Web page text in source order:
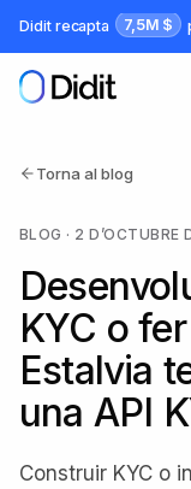
Ves al contingut
Didit recapta 7,5M $
Torna al blog
BLOG · 2 D’OCTUBRE
KYC o
Estalvia
una API
Construir KYC o